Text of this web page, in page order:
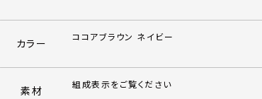
カラー ココアブラウン ネイビー
素材 組成表示をご覧ください